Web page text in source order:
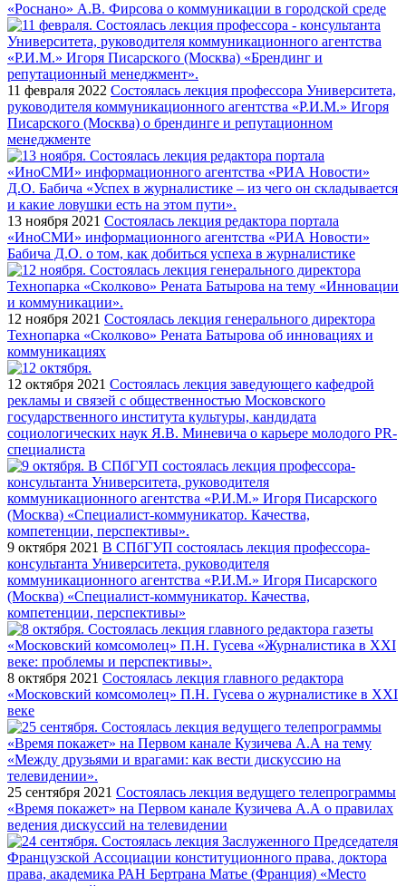
«Роснано» А.В. Фирсова о коммуникации в городской среде
11 февраля 2022 Состоялась лекция профессора Университета,
руководителя коммуникационного агентства «Р.И.М.» Игоря
Писарского (Москва) о брендинге и репутационном
менеджменте
13 ноября 2021 Состоялась лекция редактора портала
«ИноСМИ» информационного агентства «РИА Новости»
Бабича Д.О. о том, как добиться успеха в журналистике
12 ноября 2021 Состоялась лекция генерального директора
Технопарка «Сколково» Рената Батырова об инновациях и
коммуникациях
12 октября 2021 Состоялась лекция заведующего кафедрой
рекламы и связей с общественностью Московского
государственного института культуры, кандидата
социологических наук Я.В. Миневича о карьере молодого PR-
специалиста
9 октября 2021 В СПбГУП состоялась лекция профессора-
консультанта Университета, руководителя
коммуникационного агентства «Р.И.М.» Игоря Писарского
(Москва) «Специалист-коммуникатор. Качества,
компетенции, перспективы»
8 октября 2021 Состоялась лекция главного редактора
«Московский комсомолец» П.Н. Гусева о журналистике в XXI
веке
25 сентября 2021 Состоялась лекция ведущего телепрограммы
«Время покажет» на Первом канале Кузичева А.А о правилах
ведения дискуссий на телевидении